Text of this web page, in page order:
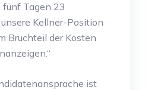
Tagen 23
Kellner-Position
Bruchteil der Kosten
ist